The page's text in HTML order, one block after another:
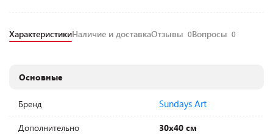
ХарактеристикиНаличие и доставкаОтзывы 0Вопросы 0
Основные
Бренд Sundays Art
Дополнительно
30х40 см